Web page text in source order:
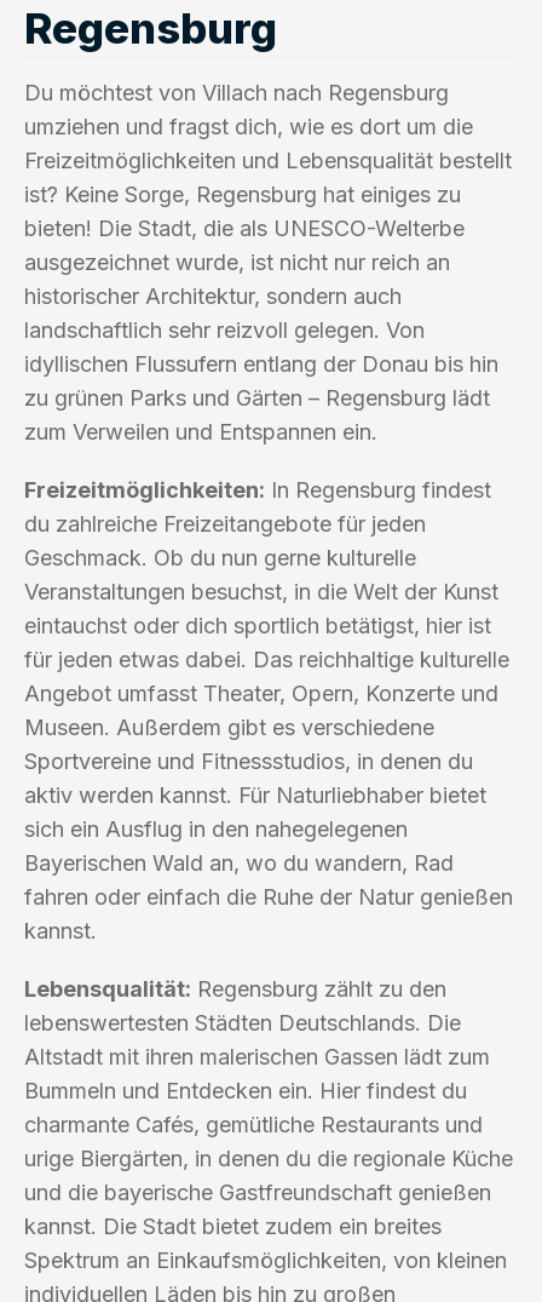
Regensburg
Du möchtest von Villach nach Regensburg
umziehen und fragst dich, wie es dort um die
Freizeitmöglichkeiten und Lebensqualität bestellt
ist? Keine Sorge, Regensburg hat einiges zu
bieten! Die Stadt, die als UNESCO-Welterbe
ausgezeichnet wurde, ist nicht nur reich an
historischer Architektur, sondern auch
landschaftlich sehr reizvoll gelegen. Von
idyllischen Flussufern entlang der Donau bis hin
zu grünen Parks und Gärten – Regensburg lädt
zum Verweilen und Entspannen ein.
Freizeitmöglichkeiten: In Regensburg findest
du zahlreiche Freizeitangebote für jeden
Geschmack. Ob du nun gerne kulturelle
Veranstaltungen besuchst, in die Welt der Kunst
eintauchst oder dich sportlich betätigst, hier ist
für jeden etwas dabei. Das reichhaltige kulturelle
Angebot umfasst Theater, Opern, Konzerte und
Museen. Außerdem gibt es verschiedene
Sportvereine und Fitnessstudios, in denen du
aktiv werden kannst. Für Naturliebhaber bietet
sich ein Ausflug in den nahegelegenen
Bayerischen Wald an, wo du wandern, Rad
fahren oder einfach die Ruhe der Natur genießen
kannst.
Lebensqualität: Regensburg zählt zu den
lebenswertesten Städten Deutschlands. Die
Altstadt mit ihren malerischen Gassen lädt zum
Bummeln und Entdecken ein. Hier findest du
charmante Cafés, gemütliche Restaurants und
urige Biergärten, in denen du die regionale Küche
und die bayerische Gastfreundschaft genießen
kannst. Die Stadt bietet zudem ein breites
Spektrum an Einkaufsmöglichkeiten, von kleinen
individuellen Läden bis hin zu großen